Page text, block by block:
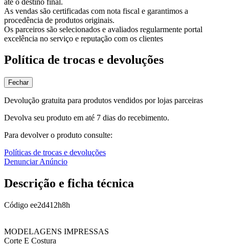
As vendas são certificadas com nota fiscal e garantimos a
procedência de produtos originais.
Os parceiros são selecionados e avaliados regularmente portal
excelência no serviço e reputação com os clientes
Política de trocas e devoluções
Fechar
Devolução gratuita para produtos vendidos por lojas parceiras
Devolva seu produto em até 7 dias do recebimento.
Para devolver o produto consulte:
Políticas de trocas e devoluções
Denunciar Anúncio
Descrição e ficha técnica
Código ee2d412h8h
MODELAGENS IMPRESSAS
Corte E Costura